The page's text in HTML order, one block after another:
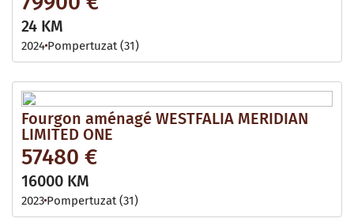
24 KM
2024 Pompertuzat (31)
Fourgon aménagé WESTFALIA MERIDIAN
LIMITED ONE
57480 €
16000 KM
2023 Pompertuzat (31)